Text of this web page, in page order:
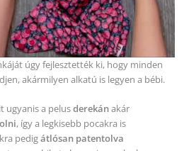
úgy fejlesztették ki, hogy minden
akármilyen alkatú is legyen a bébi.
ugyanis a pelusderekánakár
, így a legkisebb pocakra is
pedigátlósan patentolva